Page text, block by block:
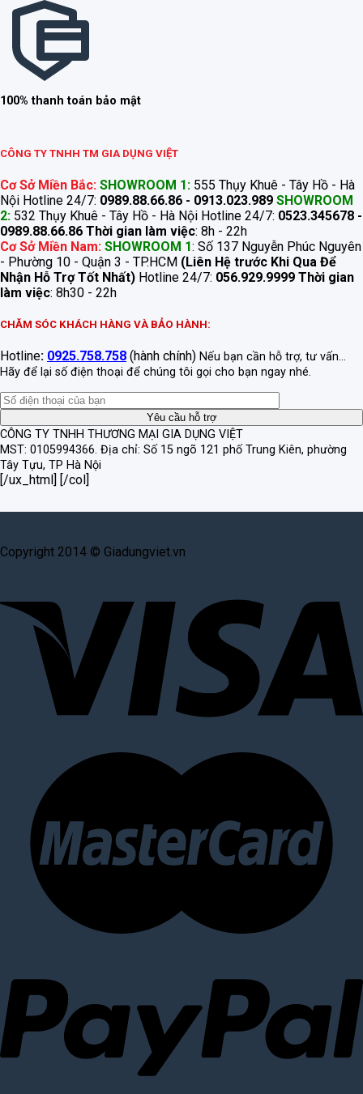
100% thanh toán bảo mật
CÔNG TY TNHH TM GIA DỤNG VIỆT
Cơ Sở Miền Bắc: SHOWROOM 1: 555 Thụy Khuê - Tây Hồ - Hà
Nội Hotline 24/7: 0989.88.66.86 - 0913.023.989 SHOWROOM
2: 532 Thụy Khuê - Tây Hồ - Hà Nội Hotline 24/7: 0523.345678 -
0989.88.66.86 Thời gian làm việc: 8h - 22h
Cơ Sở Miền Nam: SHOWROOM 1: Số 137 Nguyễn Phúc Nguyên
- Phường 10 - Quận 3 - TP.HCM (Liên Hệ trước Khi Qua Để
Nhận Hỗ Trợ Tốt Nhất) Hotline 24/7: 056.929.9999 Thời gian
làm việc: 8h30 - 22h
CHĂM SÓC KHÁCH HÀNG VÀ BẢO HÀNH:
Hotline: 0925.758.758 (hành chính) Nếu bạn cần hỗ trợ, tư vấn...
Hãy để lại số điện thoại để chúng tôi gọi cho bạn ngay nhé.
CÔNG TY TNHH THƯƠNG MẠI GIA DỤNG VIỆT
MST: 0105994366. Địa chỉ: Số 15 ngõ 121 phố Trung Kiên, phường
Tây Tựu, TP Hà Nội
[/ux_html] [/col]
Copyright 2014 © Giadungviet.vn